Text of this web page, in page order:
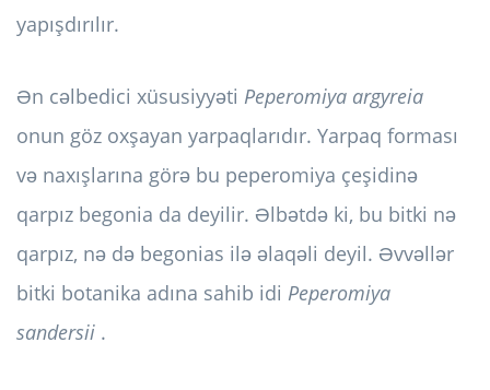
yapışdırılır.
Ən cəlbedici xüsusiyyəti Peperomiya argyreia
onun göz oxşayan yarpaqlarıdır. Yarpaq forması
və naxışlarına görə bu peperomiya çeşidinə
qarpız begonia da deyilir. Əlbətdə ki, bu bitki nə
qarpız, nə də begonias ilə əlaqəli deyil. Əvvəllər
bitki botanika adına sahib idi Peperomiya
sandersii .